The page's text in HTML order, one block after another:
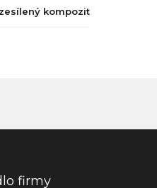
kompozit
firmy